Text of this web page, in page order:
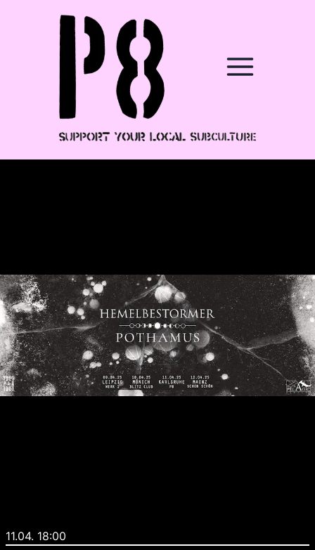
11.04. 18:00